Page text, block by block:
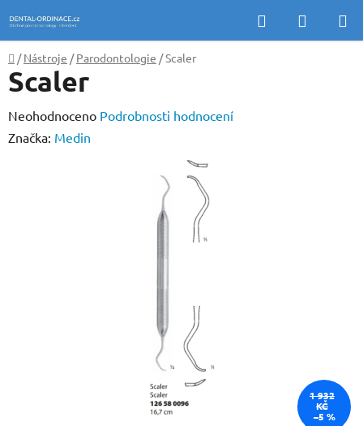
na
obsah
Hledat
KOŠÍK
Domů
/ Nástroje / Parodontologie /Scaler
Scaler
Průměrné
hodnocení
Neohodnoceno Podrobnosti hodnocení
Značka: Medin
1 932
KČ
–5 %